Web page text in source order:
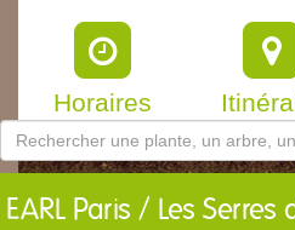
Horaires
EARL Paris / Les Serres